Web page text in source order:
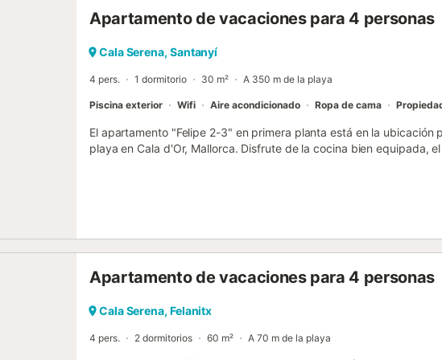
Apartamento de vacaciones para 4 personas
Cala Serena, Santanyí
4 pers. 1 dormitorio 30 m² A 350 m de la playa
Piscina exterior Wifi Aire acondicionado Ropa de cama
El apartamento "Felipe 2-3" en primera planta está en la ubicación
playa en Cala d'Or, Mallorca. Disfrute de la cocina bien equipada,
caracol para acceder a la habitación en la primera planta. Los
proporcionar una cuna y una trona. Disfrute de la zona exterior
terraza descubierta. No se permiten mascotas en este
habitaciones. Sólo se admitirán en el apartamento los huéspedes
reembolso....
Apartamento de vacaciones para 4 personas
Cala Serena, Felanitx
4 pers. 2 dormitorios 60 m² A 70 m de la playa